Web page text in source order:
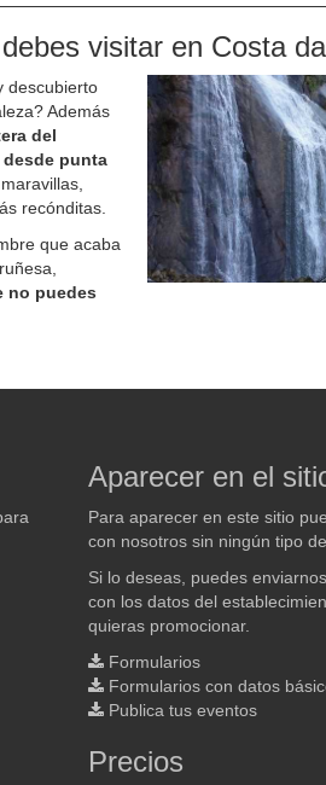
visitar en Costa
descubierto
Además
del
punta
recónditas.
que acaba
no puedes
Aparecer en el
Para aparecer en este sitio
con nosotros sin ningún tipo
Si lo deseas, puedes
con los datos del
quieras promocionar.
Formularios
Formularios con datos
Publica tus eventos
Precios